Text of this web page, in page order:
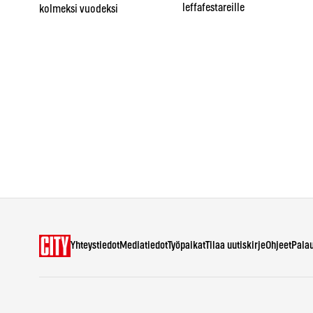
kolmeksi vuodeksi
leffafestareille
YhteystiedotMediatiedotTyöpaikatTilaa uutiskirjeOhjeet